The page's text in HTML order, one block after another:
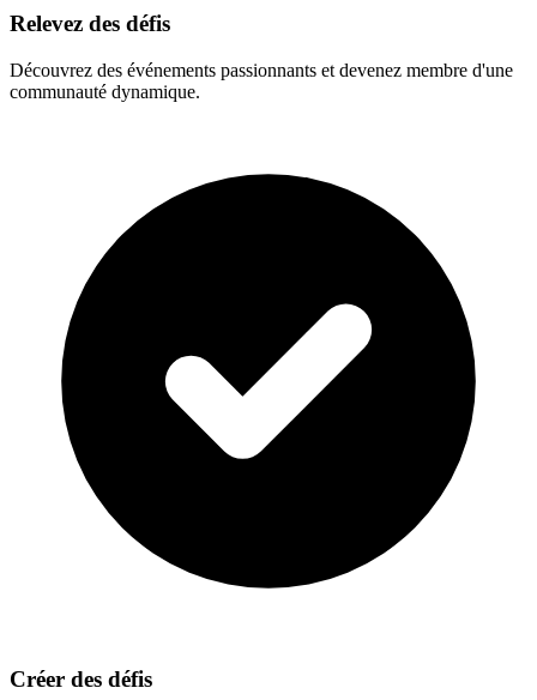
Relevez des défis
Découvrez des événements passionnants et devenez membre d'une
communauté dynamique.
Créer des défis